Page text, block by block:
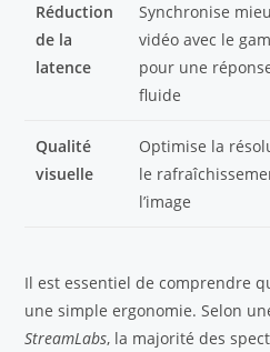
Réduction
de la
latence
Synchronise
vidéo avec le
pour une
fluide
Qualité
visuelle
Optimise la
le
l’image
Il est essentiel de comprendre
une simple ergonomie. Selon
StreamLabs, la majorité des